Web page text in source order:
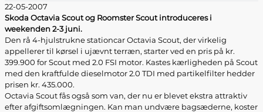
22-05-2007
Skoda Octavia Scout og Roomster Scout introduceres i
weekenden 2-3 juni.
Den rå 4-hjulstrukne stationcar Octavia Scout, der virkelig
appellerer til kørsel i ujævnt terræn, starter ved en pris på kr.
399.900 for Scout med 2.0 FSI motor. Kastes kærligheden på Scout
med den kraftfulde dieselmotor 2.0 TDI med partikelfilter hedder
prisen kr. 435.000.
Octavia Scout fås også som van, der nu er blevet ekstra attraktiv
efter afgiftsomlægningen. Kan man undvære bagsæderne, koster